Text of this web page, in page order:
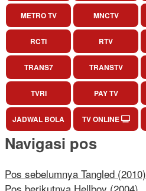
METRO TV MNCTV
RCTI RTV
TRANS7 TRANSTV
TVRI PAY TV
JADWAL BOLA
TV ONLINE
Navigasi pos
Pos sebelumnya Tangled (2010)